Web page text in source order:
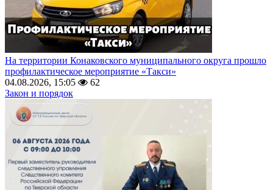
На территории Конаковского муниципального округа прошло
профилактическое мероприятие «Такси»
04.08.2026, 15:05
62
Закон и порядок